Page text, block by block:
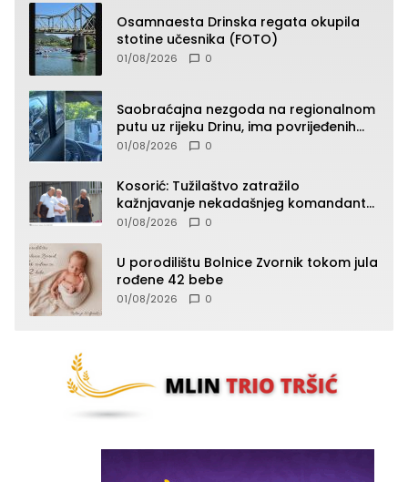
Osamnaesta Drinska regata okupila
stotine učesnika (FOTO)
01/08/2026 0
Saobraćajna nezgoda na regionalnom
putu uz rijeku Drinu, ima povrijeđenih
lica (FOTO)
01/08/2026 0
Kosorić: Tužilaštvo zatražilo
kažnjavanje nekadašnjeg komandanta
Vlaseničke brigade
01/08/2026 0
U porodilištu Bolnice Zvornik tokom jula
rođene 42 bebe
01/08/2026 0